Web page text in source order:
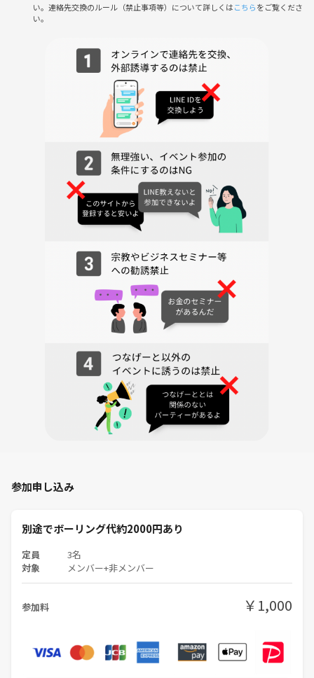
ませんか？はじめての方も常連の方も、お気軽にご参加ください！
い。連絡先交換のルール（禁止事項等）について詳しくはこちらをご覧くださ
い。
参加申し込み
別途でボーリング代約2000円あり
定員 3名
対象 メンバー+非メンバー
参加料 ￥1,000